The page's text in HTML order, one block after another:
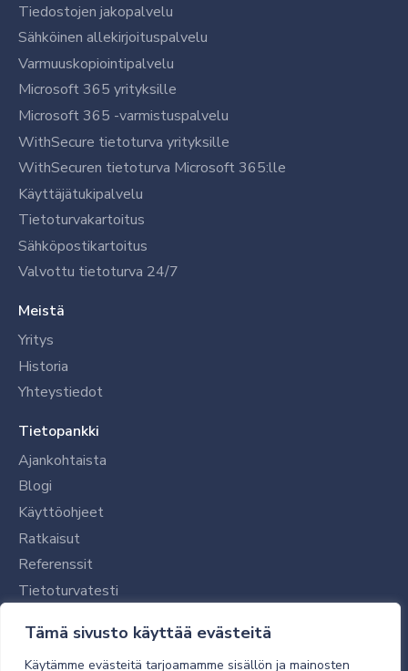
Tämä sivusto käyttää evästeitä
Käytämme evästeitä tarjoamamme sisällön ja mainosten
Tiedostojen jakopalvelu
Sähköinen allekirjoituspalvelu
Varmuuskopiointipalvelu
Microsoft 365 yrityksille
Microsoft 365 -varmistuspalvelu
WithSecure tietoturva yrityksille
WithSecuren tietoturva Microsoft 365:lle
Käyttäjätukipalvelu
Tietoturvakartoitus
Sähköpostikartoitus
Valvottu tietoturva 24/7
Meistä
Yritys
Historia
Yhteystiedot
Tietopankki
Ajankohtaista
Blogi
Käyttöohjeet
Ratkaisut
Referenssit
Tietoturvatesti
Tilaajalle
Toimitustavat ja -kulut